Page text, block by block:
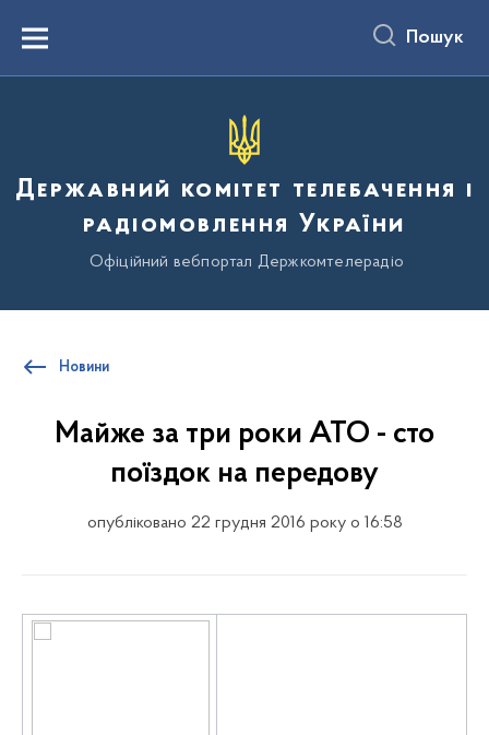
вмістуMenu Пошук
Державний комітет телебачення і
радіомовлення України
Офіційний вебпортал Держкомтелерадіо
Новини
Майже за три роки АТО - сто
поїздок на передову
опубліковано 22 грудня 2016 року о 16:58